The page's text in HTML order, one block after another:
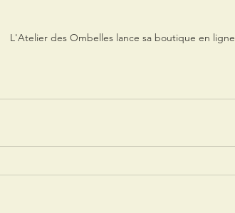
L'Atelier des Ombelles lance sa boutique en ligne